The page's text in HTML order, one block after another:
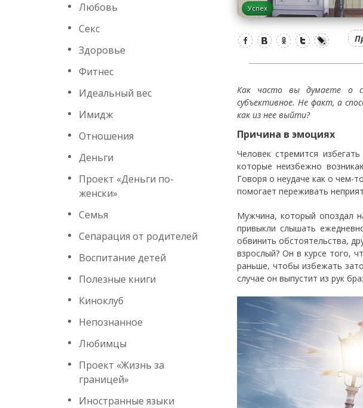
Любовь
Секс
Здоровье
Фитнес
Идеальный вес
Имидж
Отношения
Деньги
Проект «Деньги по-
женски»
Семья
Сепарация от родителей
Воспитание детей
Полезные книги
Киноклуб
Непознанное
Любимцы
Проект «Жизнь за
границей»
Иностранные языки
Успех
Как часто вы думаете о
субъективное. Не факт, а
как из нее выйти?
Причина в эмоциях
Человек стремится
которые неизбежно
Говоря о неудаче как о чем-
помогает переживать
Мужчина, который опоздал
привыкли слышать
обвинить обстоятельства,
взрослый? Он в курсе того,
раньше, чтобы избежать
случае он выпустит из рук